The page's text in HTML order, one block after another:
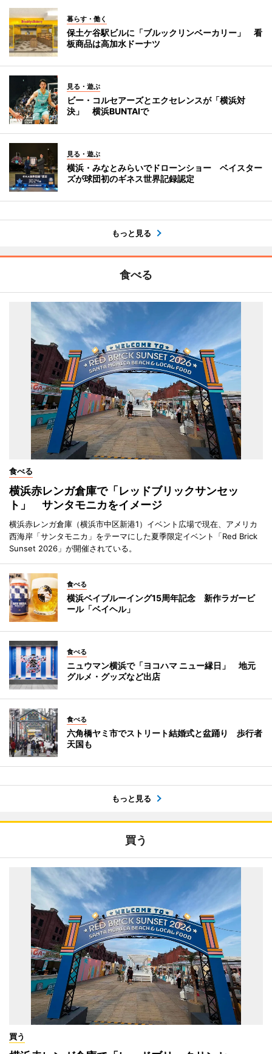
暮らす・働く
保土ケ谷駅ビルに「ブルックリンベーカリー」 看
板商品は高加水ドーナツ
見る・遊ぶ
ビー・コルセアーズとエクセレンスが「横浜対
決」 横浜BUNTAIで
見る・遊ぶ
横浜・みなとみらいでドローンショー ベイスター
ズが球団初のギネス世界記録認定
もっと見る
食べる
食べる
横浜赤レンガ倉庫で「レッドブリックサンセッ
ト」 サンタモニカをイメージ
横浜赤レンガ倉庫（横浜市中区新港1）イベント広場で現在、アメリカ
西海岸「サンタモニカ」をテーマにした夏季限定イベント「Red Brick
Sunset 2026」が開催されている。
食べる
横浜ベイブルーイング15周年記念 新作ラガービ
ール「ベイヘル」
食べる
ニュウマン横浜で「ヨコハマ ニュー縁日」 地元
グルメ・グッズなど出店
食べる
六角橋ヤミ市でストリート結婚式と盆踊り 歩行者
天国も
もっと見る
買う
買う